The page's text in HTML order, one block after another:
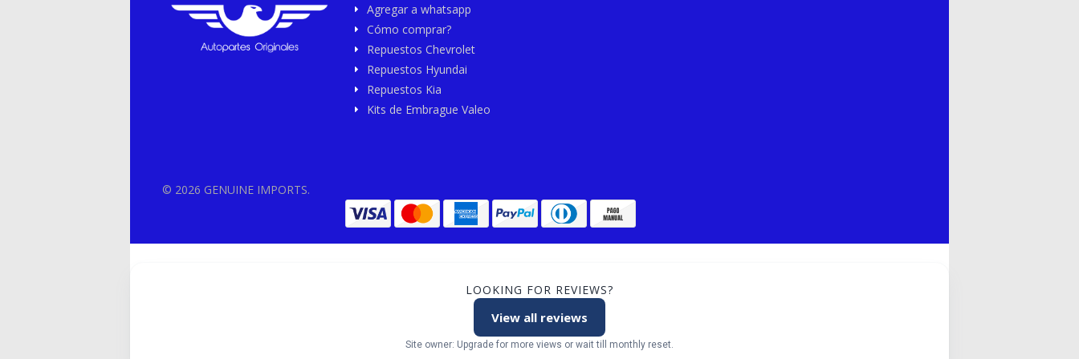
Agregar a whatsapp
Cómo comprar?
Repuestos Chevrolet
Repuestos Hyundai
Repuestos Kia
Kits de Embrague Valeo
© 2026 GENUINE IMPORTS.
LOOKING FOR REVIEWS?
View all reviews
Site owner: Upgrade for more views or wait till monthly reset.